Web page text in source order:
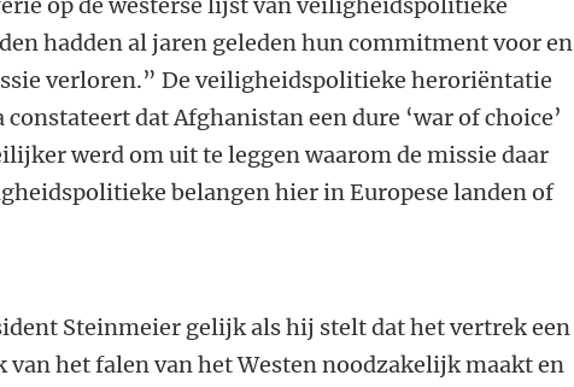
hadden al jaren geleden hun commitment voor en
verloren.” De veiligheidspolitieke heroriëntatie
dat Afghanistan een dure ‘war of choice’
werd om uit te leggen waarom de missie daar
belangen hier in Europese landen of
Steinmeier gelijk als hij stelt dat het vertrek een
van het falen van het Westen noodzakelijk maakt en